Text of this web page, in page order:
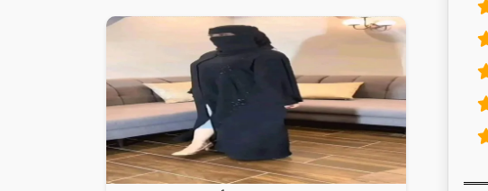
يضرب وسط تركياوأعلن الدكتور جاد القاضي